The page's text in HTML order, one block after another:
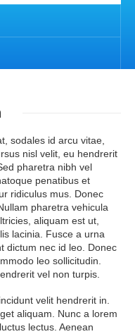
sodales id arcu vitae,
nisl velit, eu hendrerit
pharetra nibh vel
penatibus et
ridiculus mus. Donec
pharetra vehicula
aliquam est ut,
lacinia. Fusce a urna
dictum nec id leo. Donec
leo sollicitudin.
vel non turpis.
velit hendrerit in.
aliquam. Nunc a lorem
lectus. Aenean